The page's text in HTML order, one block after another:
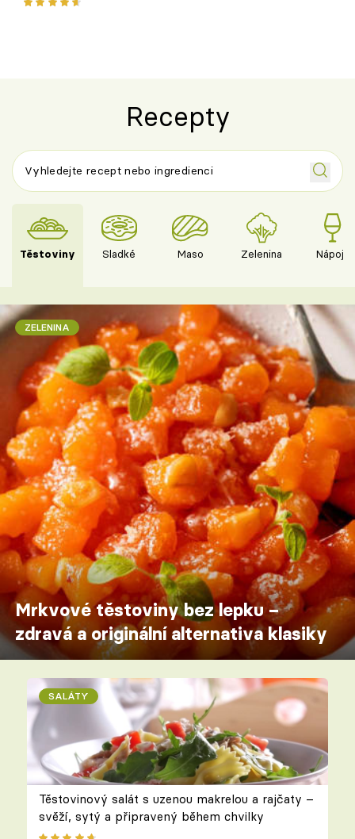
Recepty
Těstoviny Sladké Maso Zelenina Nápoje
ZELENINA
Mrkvové těstoviny bez lepku –
zdravá a originální alternativa klasiky
SALÁTY
Těstovinový salát s uzenou makrelou a rajčaty –
svěží, sytý a připravený během chvilky